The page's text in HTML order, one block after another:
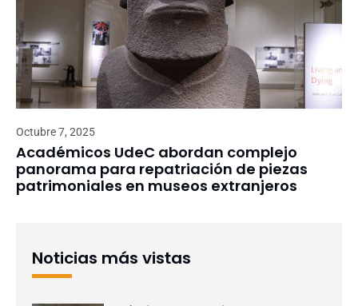
Octubre 7, 2025
Académicos UdeC abordan complejo
panorama para repatriación de piezas
patrimoniales en museos extranjeros
Noticias más vistas